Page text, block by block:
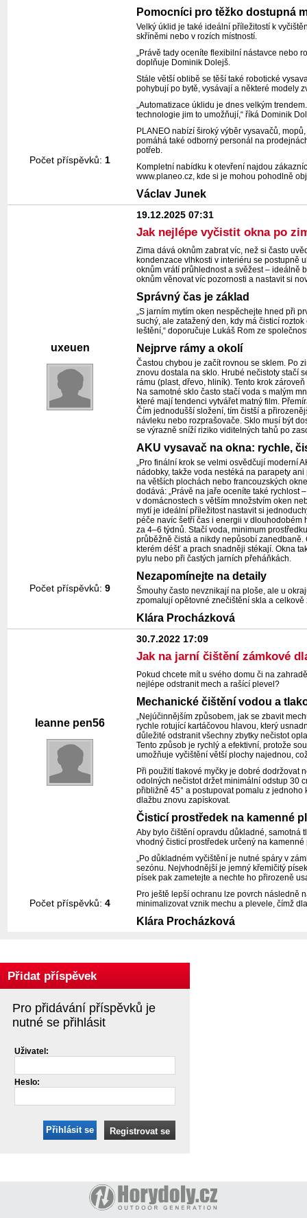
Pomocníci pro těžko dostupná
Velký úklid je také ideální příležitostí k
skříněmi nebo v rozích místností.
„Právě tady oceníte flexibilní nástavce nebo
doplňuje Dominik Dolejš.
Stále větší oblibě se těší také robotické
pohybují po bytě, vysávají a některé modely
„Automatizace úklidu je dnes velkým
technologie jim to umožňují,“ říká Dominik
PLANEO nabízí široký výběr vysavačů,
pomáhá také odborný personál na
potřeb.
Kompletní nabídku k otevření najdou
www.planeo.cz, kde si je mohou pohodlně
Václav Junek
Počet příspěvků: 1
uxeuen
19.12.2025 07:31
Jak nejlépe vyčistit okna po
Zima dává oknům zabrat víc, než si často
kondenzace vlhkosti v interiéru se postupně
oknům vrátí průhlednost a svěžest – ideálně
oknům věnovat víc pozornosti a nastavit si
Správný čas je základ
„S jarním mytím oken nespěchejte hned při
suchý, ale zatažený den, kdy má čisticí
leštění,“ doporučuje Lukáš Rom ze
Nejprve rámy a okolí
Častou chybou je začít rovnou se sklem. Po
znovu dostala na sklo. Hrubé nečistoty stačí
rámu (plast, dřevo, hliník). Tento krok
Na samotné sklo často stačí voda s malým
které mají tendenci vytvářet matný film.
Čím jednodušší složení, tím čistší a
návleku nebo rozprašovače. Sklo musí být
se výrazně sníží riziko viditelných tahů po
AKU vysavač na okna: rychle,
„Pro finální krok se velmi osvědčují moderní
nádobky, takže voda nestéká na parapety
na větších plochách nebo francouzských
dodává: „Právě na jaře oceníte také rychlost
v domácnostech s větším množstvím oken
mytí je ideální příležitost nastavit si
péče navíc šetří čas i energii v
za 4–6 týdnů. Stačí voda, minimum
průběžně čistá a nikdy nepůsobí
kterém déšť a prach snadněji stékají. Okna
pylu nebo při častých jarních přeháňkách.
Nezapomínejte na detaily
Šmouhy často nevznikají na ploše, ale u
zpomalují opětovné znečištění skla a
Klára Procházková
Počet příspěvků: 9
leanne pen56
30.7.2022 17:09
Jak na jarní čištění zámkové
Pokud chcete mít u svého domu či na
nejlépe odstranit mech a rašící plevel?
Mechanické čištění vodou a
„Nejúčinnějším způsobem, jak se zbavit
rychle rotující kartáčovou hlavou, který
důležité odstranit všechny zbytky nečistot
Tento způsob je rychlý a efektivní, protože
umožňuje vyčištění větší plochy najednou,
Při použití tlakové myčky je dobré dodržovat
odolných nečistot držet minimální odstup 30
přibližně 45° a postupovat pomalu z
dlažbu znovu zapískovat.
Čisticí prostředek na kamenné
Aby bylo čištění opravdu důkladné, samotná
vhodný čisticí prostředek určený na
„Po důkladném vyčištění je nutné spáry v
sezónu. Nejvhodnější je jemný křemičitý
písek pak zametejte a nechte ho přirozeně
Pro ještě lepší ochranu lze povrch následně
minimalizovat vznik mechu a plevele, čímž
Klára Procházková
Počet příspěvků: 4
Přidat příspěvek
Pro přidávání příspěvků je
nutné se přihlásit
Uživatel:
Heslo:
Přihlásit se Registrovat se